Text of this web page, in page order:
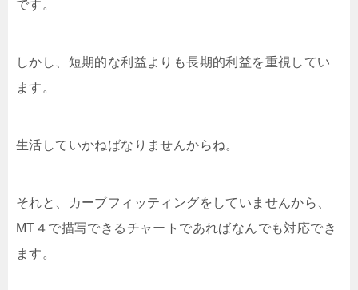
です。
しかし、短期的な利益よりも長期的利益を重視してい
ます。
生活していかねばなりませんからね。
それと、カーブフィッティングをしていませんから、
MT４で描写できるチャートであればなんでも対応でき
ます。